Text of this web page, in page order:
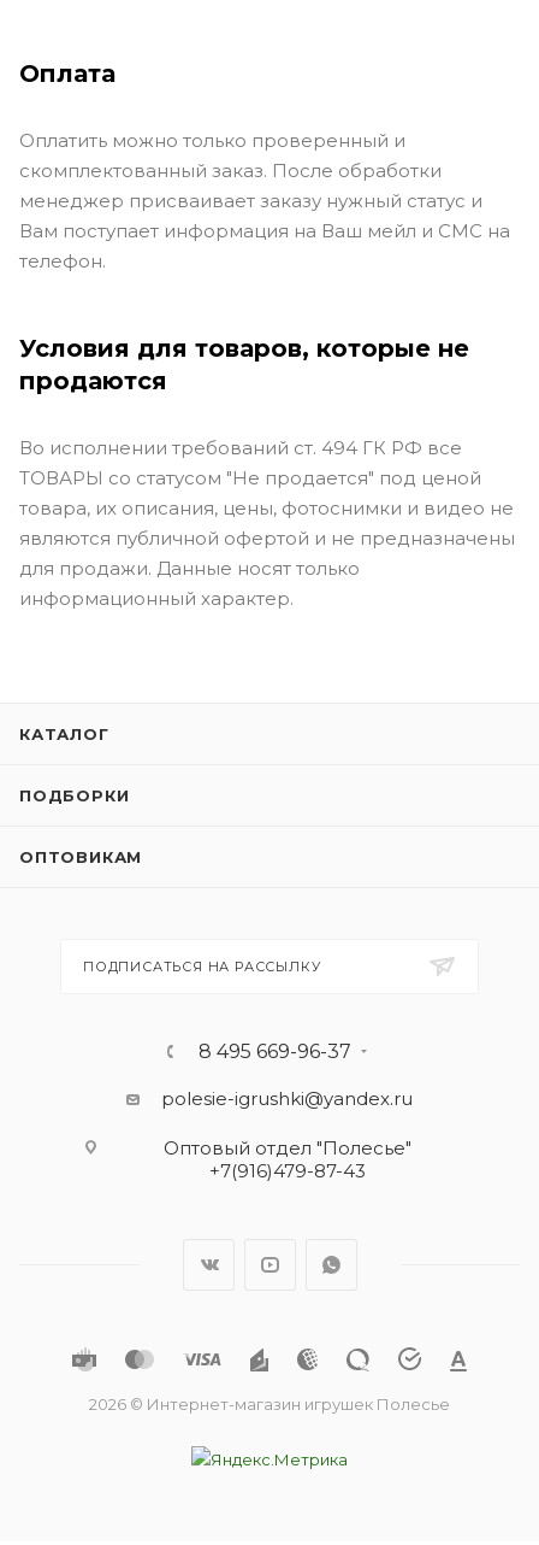
Оплата
Оплатить можно только проверенный и
скомплектованный заказ. После обработки
менеджер присваивает заказу нужный статус и
Вам поступает информация на Ваш мейл и СМС на
телефон.
Условия для товаров, которые не
продаются
Во исполнении требований ст. 494 ГК РФ все
ТОВАРЫ со статусом "Не продается" под ценой
товара, их описания, цены, фотоснимки и видео не
являются публичной офертой и не предназначены
для продажи. Данные носят только
информационный характер.
КАТАЛОГ
ПОДБОРКИ
ОПТОВИКАМ
ПОДПИСАТЬСЯ НА РАССЫЛКУ
8 495 669-96-37
polesie-igrushki@yandex.ru
Оптовый отдел "Полесье"
+7(916)479-87-43
2026 © Интернет-магазин игрушек Полесье